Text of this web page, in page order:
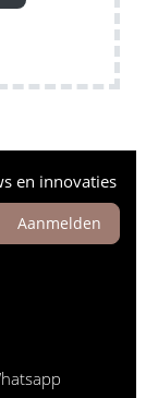
en innovaties
Aanmelden